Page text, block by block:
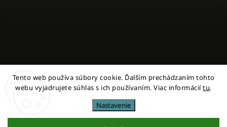
Tento web používa súbory cookie. Ďalším prechádzaním tohto
webu vyjadrujete súhlas s ich používaním. Viac informáciítu.
Nastavenie
Sledovať na Instagrame
Copyright 2026miestni. Všetky práva vyhradené.